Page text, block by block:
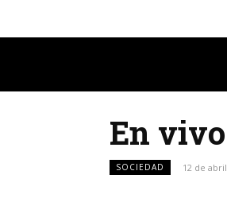
En
SOCIEDAD 12 de